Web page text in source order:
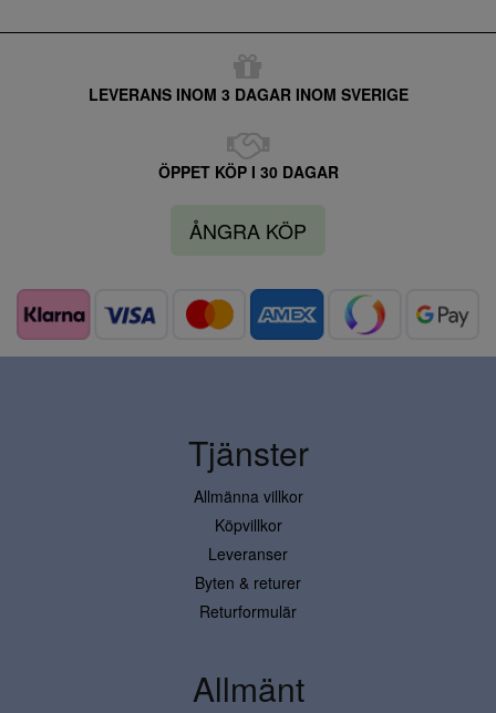
LEVERANS INOM 3 DAGAR INOM SVERIGE
ÖPPET KÖP I 30 DAGAR
ÅNGRA KÖP
Tjänster
Allmänna villkor
Köpvillkor
Leveranser
Byten & returer
Returformulär
Allmänt